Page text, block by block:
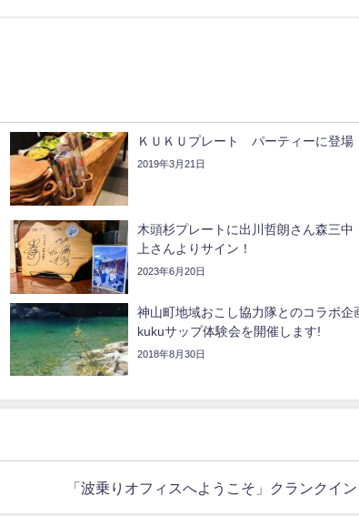
ＫＵＫＵプレート パーティーに登場
2019年3月21日
木頭杉プレートに出川哲朗さん森三中
上さんよりサイン！
2023年6月20日
神山町地域おこし協力隊とのコラボ企
kukuサップ体験会を開催します!
2018年8月30日
「波乗りオフィスへようこそ」クランクイ